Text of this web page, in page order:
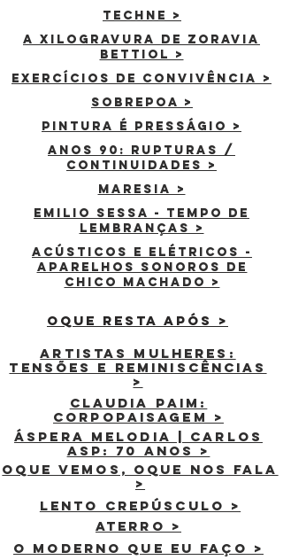
TECHNE >
A Xilogravura de Zoravia
Bettiol >
Exercícios de convivência >
SOBREPOA >
Pintura é presságio >
ANOS 90: RUPTURAs /
continuidades >
maresia >
emilio sessa - tempo de
lembranças >
acústicos e elétricos -
aparelhos sonoros de
chico machado >
oque resta após >
artistas mulheres:
tensões e reminiscências
>
claudia paim:
corpopaisagem >
áspera melodia | carlos
asp: 70 anos >
oque vemos, oque nos fala
>
lento crepúsculo >
aterro >
o moderno que eu faço >